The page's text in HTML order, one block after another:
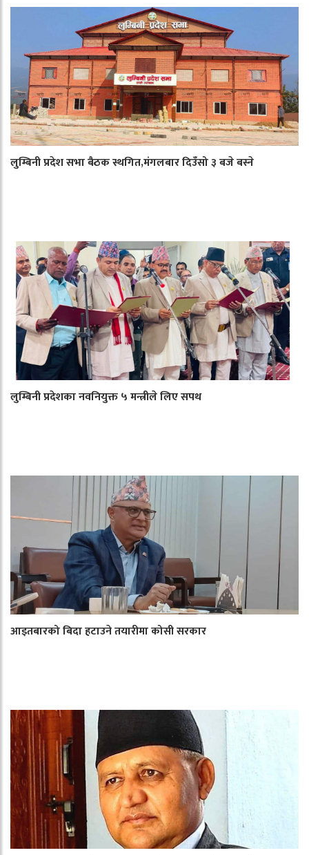
लुम्बिनी प्रदेश सभा बैठक स्थगित,मंगलबार दिउँसो ३ बजे बस्ने
लुम्बिनी प्रदेशका नवनियुक्त ५ मन्त्रीले लिए सपथ
आइतबारको बिदा हटाउने तयारीमा कोसी सरकार